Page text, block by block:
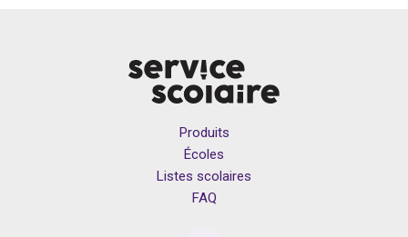
Produits
Écoles
Listes scolaires
FAQ